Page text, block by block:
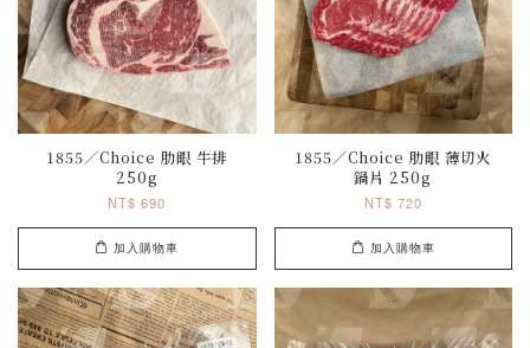
1855／Choice 肋眼 牛排
250g
NT$ 690
加入購物車
1855／Choice 肋眼 薄切火
鍋片 250g
NT$ 720
加入購物車